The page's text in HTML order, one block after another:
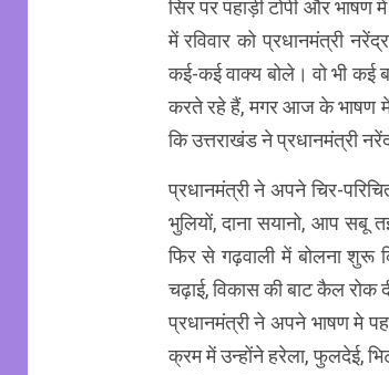
सिर पर पहाड़ी टोपी और
में रविवार को प्रधानमंत्री
कई-कई वाक्य बोले। वो भी कई
करते रहे हैं, मगर आज के भाषण में
कि उत्तराखंड ने प्रधानमंत्री
प्रधानमंत्री ने अपने चिर-
भुलियों, दाना सयानो, आप सबू
फिर से गढ़वाली में बोलना शुरू
चढ़ाई, विकास की बाट कैल
प्रधानमंत्री ने अपने भाषण मे
क्रम में उन्होंने हरेला, फुलदेई,